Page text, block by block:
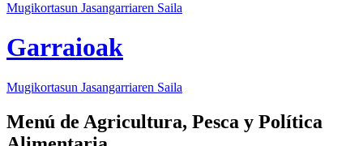
Mugikortasun Jasangarriaren Saila
Garraioak
Mugikortasun Jasangarriaren Saila
Menú de Agricultura, Pesca y Política